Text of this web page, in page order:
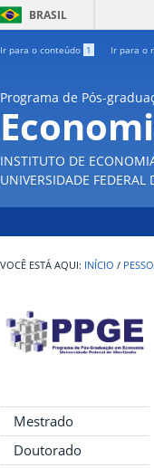
BRASIL
Ir para o conteúdo 1 Ir para o
Programa de Pós-
INSTITUTO DE
UNIVERSIDADE FEDERAL
INÍCIO /
Mestrado
Doutorado